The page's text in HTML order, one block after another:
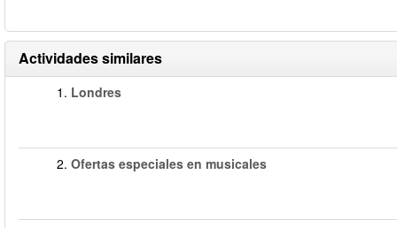
Actividades similares
1. Londres
2. Ofertas especiales en musicales